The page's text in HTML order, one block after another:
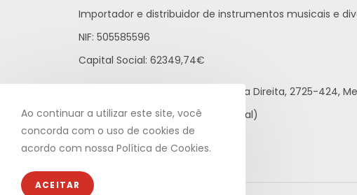
Importador e distribuidor de instrumentos musicais e
NIF: 505585596
Capital Social: 62349,74€
Praceta Raúl Brandão, 12 - Loja Direita, 2725-424,
21 812 65 43 (rede fixa nacional)
info@fribeiro.com
Ao continuar a utilizar este site, você
concorda com o uso de cookies de
acordo com nossa Política de Cookies.
ACEITAR